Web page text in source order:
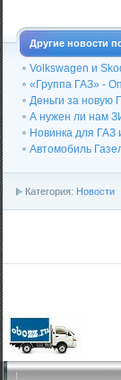
Другие новости
Volkswagen и
«Группа ГАЗ» -
Деньги за новую
А нужен ли нам
Новинка для ГАЗ
Автомобиль
Категория: Новости